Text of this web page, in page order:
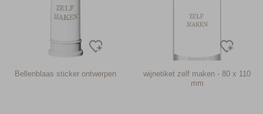
Bellenblaas sticker ontwerpen
wijnetiket zelf maken - 80 x 110
mm